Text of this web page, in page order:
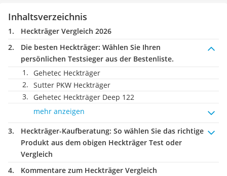
Inhaltsverzeichnis
Heckträger Vergleich 2026
Die besten Heckträger: Wählen Sie Ihren
persönlichen Testsieger aus der Bestenliste.
Gehetec Heckträger
Sutter PKW Heckträger
Gehetec Heckträger Deep 122
mehr anzeigen
Heckträger-Kaufberatung: So wählen Sie das richtige
Produkt aus dem obigen Heckträger Test oder
Vergleich
Kommentare zum Heckträger Vergleich